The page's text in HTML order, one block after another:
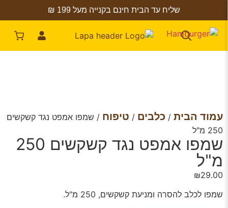
שליח עד הבית חינם בקנייה מעל 199 ₪
עמוד הבית / כלבים / טיפוח / שמפו אמפט נגד קשקשים
250 מ"ל
שמפו אמפט נגד קשקשים 250
מ"ל
₪29.00
שמפו לכלב להסרה ומניעת קשקשים, 250 מ"ל.